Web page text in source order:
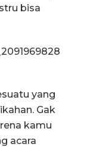
bisa
yang
Gak
kamu
acara